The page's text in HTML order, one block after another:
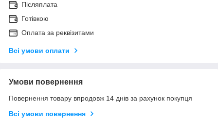
Післяплата
Готівкою
Оплата за реквізитами
Всі умови оплати
Умови повернення
Повернення товару впродовж 14 днів за рахунок покупця
Всі умови повернення